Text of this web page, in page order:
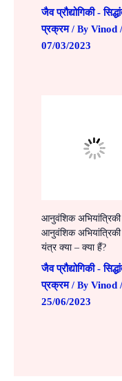
जैव प्रौद्योगिकी -
प्रक्रम/ By Vinod /
07/03/2023
आनुवंशिक
आनुवंशिक
यंत्र क्या – क्या हैं?
जैव प्रौद्योगिकी -
प्रक्रम/ By Vinod /
25/06/2023